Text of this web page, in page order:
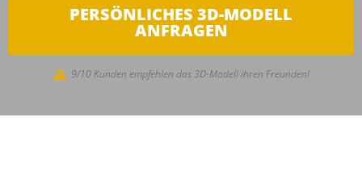
PERSÖNLICHES 3D-MODELL
ANFRAGEN
9/10 Kunden empfehlen das 3D-Modell ihren Freunden!